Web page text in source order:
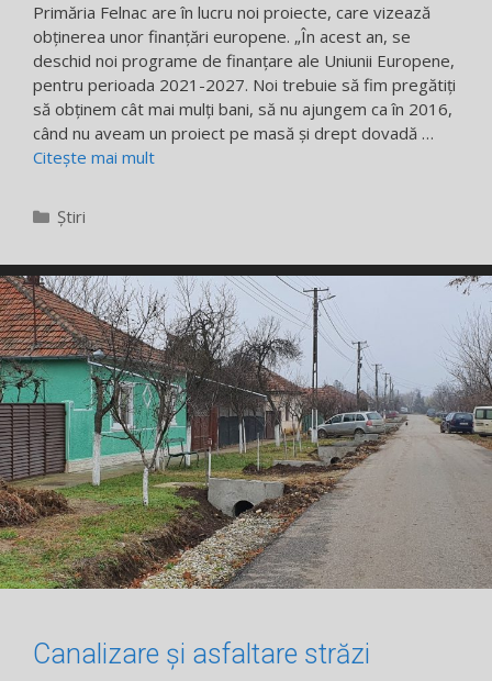
Primăria Felnac are în lucru noi proiecte, care vizează
obținerea unor finanțări europene. „În acest an, se
deschid noi programe de finanțare ale Uniunii Europene,
pentru perioada 2021-2027. Noi trebuie să fim pregătiți
să obținem cât mai mulți bani, să nu ajungem ca în 2016,
când nu aveam un proiect pe masă și drept dovadă …
Citește mai mult
Categorii
Știri
Canalizare și asfaltare străzi